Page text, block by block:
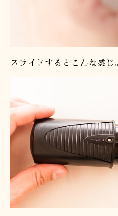
スライドするとこんな感じ。